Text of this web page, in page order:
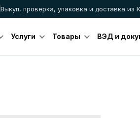
Выкуп, проверка, упаковка и доставка из
Услуги Товары ВЭД и